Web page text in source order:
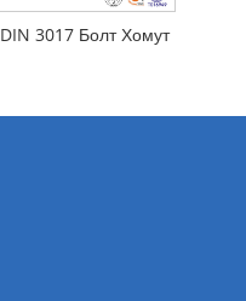
DIN 3017 Болт Хомут